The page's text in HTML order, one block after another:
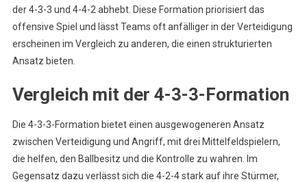
der 4-3-3 und 4-4-2 abhebt. Diese Formation priorisiert das
offensive Spiel und lässt Teams oft anfälliger in der Verteidigung
erscheinen im Vergleich zu anderen, die einen strukturierten
Ansatz bieten.
Vergleich mit der 4-3-3-Formation
Die 4-3-3-Formation bietet einen ausgewogeneren Ansatz
zwischen Verteidigung und Angriff, mit drei Mittelfeldspielern,
die helfen, den Ballbesitz und die Kontrolle zu wahren. Im
Gegensatz dazu verlässt sich die 4-2-4 stark auf ihre Stürmer,